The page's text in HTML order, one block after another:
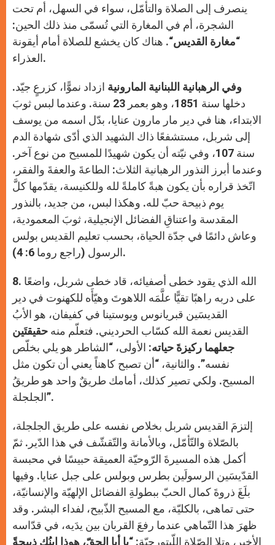
ينصرف إلى الصلاة والتأمّل، سواء في السهل، أم تحت
الشجرة، أم في المغارة التي تُسمّى منذ ذلك الحين:
“مغارة القديس“. هناك كان يخشع للصلاة أمام أيقونة
العذراء.
وفي الرهبانية اللبنانية المارونية ازداد نموًّا، كزرعٍ جيّد.
دخلها سنة 1851، وهو بعمر 23 سنة. وعندما لبس ثوبَ
الابتداء، هنا في دير مار مارون عنايا، بدّل اسمه من يوسف
إلى شربل، مستشفعًا ذاك الشهيد الذي أدّى شهادة الدم
سنة 107، وفي نيّته أن يكون شهيدًا للمسيح من نوع آخر.
وعندما أبرز النذور الرهبانية الثلاث: الطاعةَ والعفةَ والفقر،
اتّخذ قراره بأن يكون هبةً كاملةً لله وللكنيسة، يقدّمها كلَّ
يوم ذبيحة حبّ لله. وهكذا لبس، من جديد، بالنذور
المقدسة واعتناقِ الفضائل الإنجيلية، ثوبَ المعمودية،
وعاش دائمًا في جدّة الحياة، بحسب تعليم القديس بولس
الرسول (راجع روما 6: 4).
8. الله الذي يقود خطى أصفيائه، قاد خطى شربل، واضعًا
على دربه راهبًا تقيًّا علَّمَه اللاهوتَ وهيّأَه للكهنوت في دير
القديسَين قبريانوس ويوستينا في كفيفان، هو الأبُ
القديس نعمة الله كسّاب الحرديني. فتعلّم منه حقيقتَين
جعلهما ركيزةَ حياته: الأولى، “الشاطر هو يلي بخلّص
نفسه”. والثانية، “أن تصبح كاهناً يعني أن تكون مثل
المسيح. ولكي تصير كذلك، أمامك طريقٌ واحد هو طريقُ
الجلجلة”.
إلتزمَ القديس شربل بخلاص نفسه على طريق الجلجلة،
بالصّلاة والتّأمّل، وبالأمانة والتّقشّف في هذا الدّير. ثمّ
أكمل هذه المسيرةَ الرّوحيّة العميقة حبيسًا في محبسة
القدّيسَين الرسولَين بطرس وبولس على جبل عنايا. وفيها
بلَغَ ذروةَ كمال الحبّ ببطولةِ الفضائل الإلهيّة والإنسانيّة،
حتى تماهى، بالكليّة، مع المسيح الذّبيح، لفداء البشر. وقد
ظهرَ هذا التّماهي عندما رفعَ القربان بين يدَيه، في قدّاسه
الأخير، وتلا الصّلاة اللّيتورجيّة: “يا أبا الحقّ، هوذا ابنُك ذبيحةً